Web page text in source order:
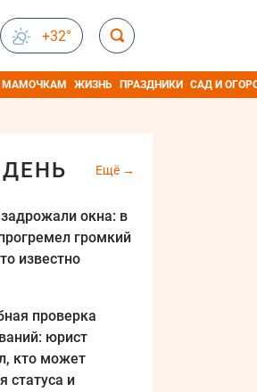
+32°
МАМОЧКАМ ЖИЗНЬ ПРАЗДНИКИ САД И
Ещё
окна: в
громкий
известно
проверка
юрист
кто может
статуса и